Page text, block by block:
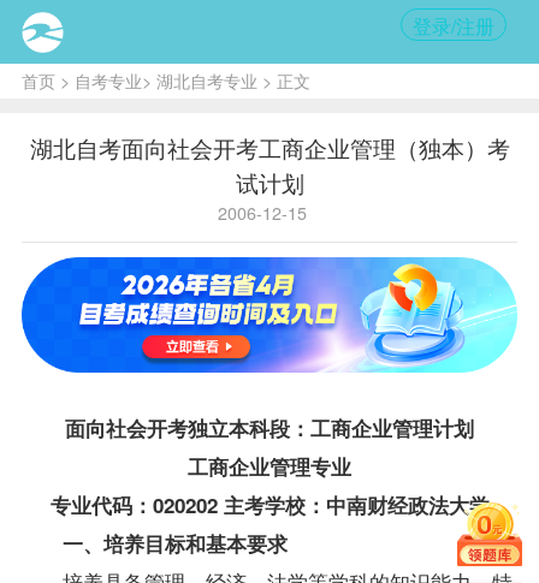
登录/注册
首页> 自考专业> 湖北自考专业 > 正文
湖北自考面向社会开考工商企业管理（独本）考
试计划
2006-12-15
面向社会开考独立本科段：工商企业管理计划
工商企业管理专业
专业代码：020202 主考学校：中南财经政法大学
一、培养目标和基本要求